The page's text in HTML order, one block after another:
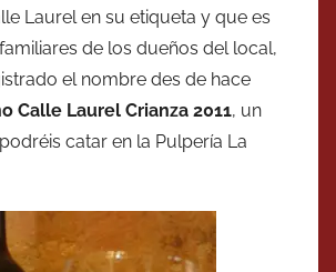
Laurel en su etiqueta y que es
de los dueños del local,
el nombre des de hace
Calle Laurel Crianza 2011, un
catar en la Pulpería La